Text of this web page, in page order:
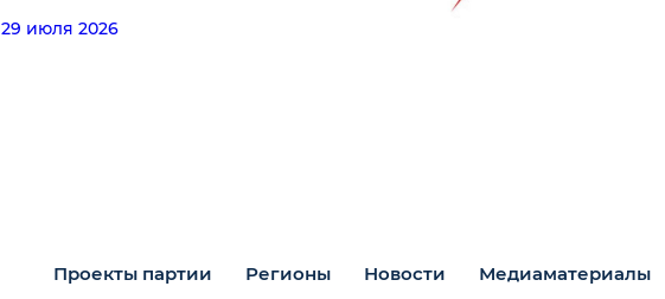
29 июля 2026
Проекты партии Регионы Новости Медиаматериалы